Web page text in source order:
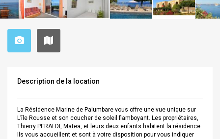
Description de la location
La Résidence Marine de Palumbare vous offre une vue unique sur
L’île Rousse et son coucher de soleil flamboyant. Les propriétaires,
Thierry PERALDI, Matea, et leurs deux enfants habitent la résidence.
Ils vous accueillent et sont à votre disposition pour vous indiquer